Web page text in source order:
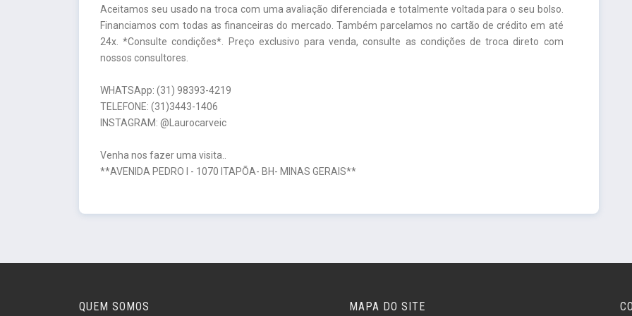
Aceitamos seu usado na troca com uma avaliação diferenciada e totalmente voltada para o seu bolso.
Financiamos com todas as financeiras do mercado. Também parcelamos no cartão de crédito em até
24x. *Consulte condições*. Preço exclusivo para venda, consulte as condições de troca direto com
nossos consultores.
WHATSApp: (31) 98393-4219
TELEFONE: (31)3443-1406
INSTAGRAM: @Laurocarveic
Venha nos fazer uma visita..
**AVENIDA PEDRO I - 1070 ITAPÕA- BH- MINAS GERAIS**
QUEM SOMOS MAPA DO SITE